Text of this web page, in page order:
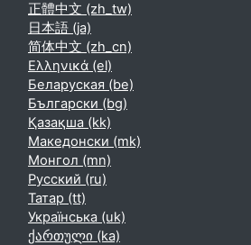
正體中文 ‎(zh_tw)‎
日本語 ‎(ja)‎
简体中文 ‎(zh_cn)‎
Ελληνικά ‎(el)‎
Беларуская ‎(be)‎
Български ‎(bg)‎
Қазақша ‎(kk)‎
Македонски ‎(mk)‎
Монгол ‎(mn)‎
Русский ‎(ru)‎
Татар ‎(tt)‎
Українська ‎(uk)‎
ქართული ‎(ka)‎